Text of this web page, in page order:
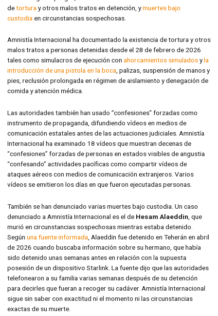
detortura y otros malos tratos en detención, ymuertes bajo
custodia en circunstancias sospechosas.
Amnistía Internacional ha documentado la existencia de tortura y otros
malos tratos a personas detenidas desde el 28 de febrero de 2026
tales como simulacros de ejecución con ahorcamientos simuladosyla
introducción de una pistola en la boca, palizas, suspensión de manos y
pies, reclusión prolongada en régimen de aislamiento y denegación de
comida y atención médica.
Las autoridades también han usado “confesiones” forzadas como
instrumento de propaganda, difundiendo vídeos en medios de
comunicación estatales antes de las actuaciones judiciales. Amnistía
Internacional ha examinado 18 vídeos que muestran decenas de
“confesiones” forzadas de personas en estados visibles de angustia
“confesando” actividades pacíficas como compartir vídeos de
ataques aéreos con medios de comunicación extranjeros. Varios
vídeos se emitieron los días en que fueron ejecutadas personas.
También se han denunciado varias muertes bajo custodia. Un caso
denunciado a Amnistía Internacional es el de Hesam Alaeddin, que
murió en circunstancias sospechosas mientras estaba detenido.
Según una fuente informada, Alaeddin fue detenido en Teherán en abril
de 2026 cuando buscaba información sobre su hermano, que había
sido detenido unas semanas antes en relación con la supuesta
posesión de un dispositivo Starlink. La fuente dijo que las autoridades
telefonearon a su familia varias semanas después de su detención
para decirles que fueran a recoger su cadáver. Amnistía Internacional
sigue sin saber con exactitud ni el momento ni las circunstancias
exactas de su muerte.